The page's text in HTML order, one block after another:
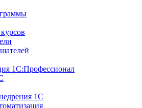
1С:Профессионал
1С